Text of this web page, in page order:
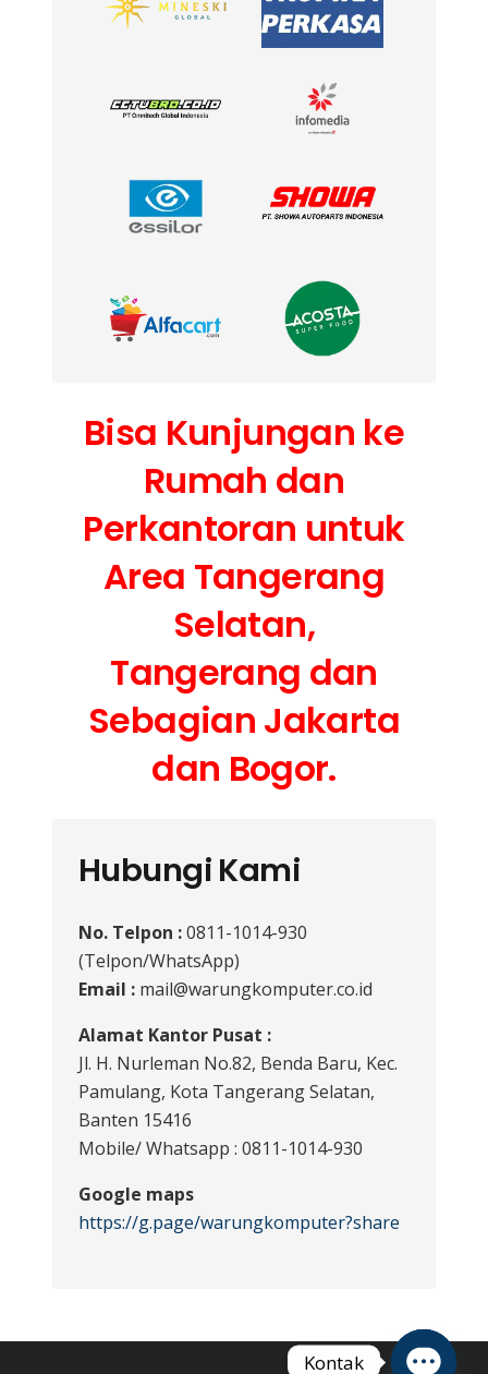
Bisa Kunjungan ke
Rumah dan
Perkantoran untuk
Area Tangerang
Selatan,
Tangerang dan
Sebagian Jakarta
dan Bogor.
Hubungi Kami
No. Telpon :0811-1014-930
(Telpon/WhatsApp)
Email : mail@warungkomputer.co.id
Alamat Kantor Pusat :
Jl. H. Nurleman No.82, Benda Baru, Kec.
Pamulang, Kota Tangerang Selatan,
Banten 15416
Mobile/ Whatsapp : 0811-1014-930
Google maps
https://g.page/warungkomputer?share
Kontak